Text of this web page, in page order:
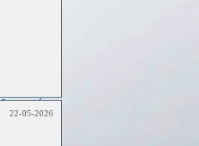
Leer más..
22-05-2026